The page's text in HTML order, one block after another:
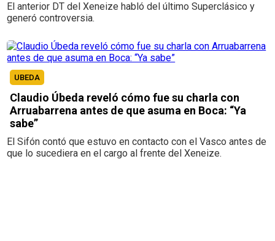
El anterior DT del Xeneize habló del último Superclásico y
generó controversia.
UBEDA
Claudio Úbeda reveló cómo fue su charla con
Arruabarrena antes de que asuma en Boca: “Ya
sabe”
El Sifón contó que estuvo en contacto con el Vasco antes de
que lo sucediera en el cargo al frente del Xeneize.